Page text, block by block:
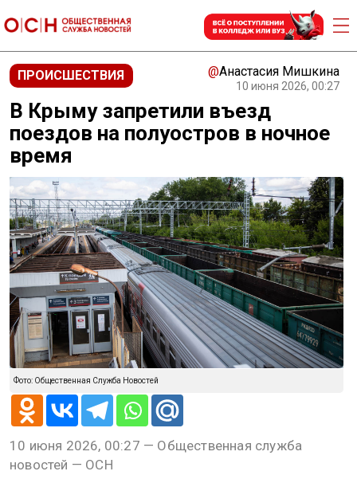
ПРОИСШЕСТВИЯ @Анастасия Мишкина
10 июня 2026, 00:27
В Крыму запретили въезд
поездов на полуостров в ночное
время
Фото: Общественная Служба Новостей
10 июня 2026, 00:27 — Общественная служба
новостей — ОСН